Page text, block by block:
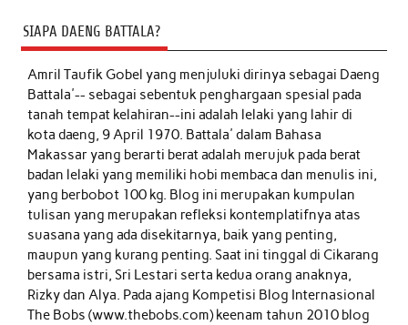
SIAPA DAENG BATTALA?
Amril Taufik Gobelyang menjuluki dirinya sebagai Daeng
Battala'-- sebagai sebentuk penghargaan spesial pada
tanah tempat kelahiran--ini adalah lelaki yang lahir di
kota daeng, 9 April 1970. Battala' dalam Bahasa
Makassar yang berarti berat adalah merujuk pada berat
badan lelaki yang memiliki hobi membaca dan menulis ini,
yang berbobot 100 kg. Blog ini merupakan kumpulan
tulisan yang merupakan refleksi kontemplatifnya atas
suasana yang ada disekitarnya, baik yang penting,
maupun yang kurang penting. Saat ini tinggal di Cikarang
bersama istri, Sri Lestari serta kedua orang anaknya,
Rizky dan Alya. Pada ajang Kompetisi Blog Internasional
The Bobs (www.thebobs.com) keenam tahun 2010 blog